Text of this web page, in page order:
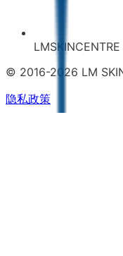
LMSKINCENTRE
© 2016-2026 LM
隐私政策